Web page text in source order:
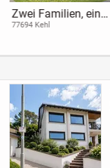
Zwei Familien, ein
Traumhaus - Clever
77694 Kehl